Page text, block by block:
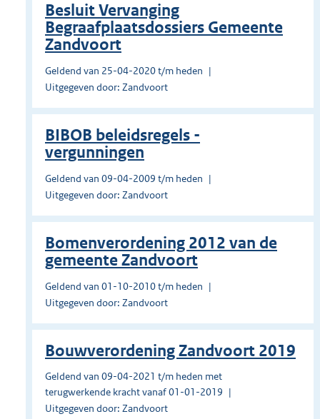
Besluit Vervanging
Begraafplaatsdossiers Gemeente
Zandvoort
Geldend van 25-04-2020 t/m heden
Uitgegeven door: Zandvoort
BIBOB beleidsregels -
vergunningen
Geldend van 09-04-2009 t/m heden
Uitgegeven door: Zandvoort
Bomenverordening 2012 van de
gemeente Zandvoort
Geldend van 01-10-2010 t/m heden
Uitgegeven door: Zandvoort
Bouwverordening Zandvoort 2019
Geldend van 09-04-2021 t/m heden met
terugwerkende kracht vanaf 01-01-2019
Uitgegeven door: Zandvoort